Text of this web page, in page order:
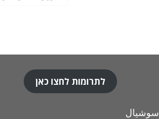
לתרומות לחצו כאן
سوشيال